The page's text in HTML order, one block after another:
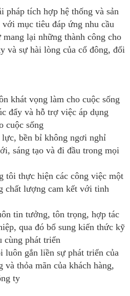
pháp tích hợp hệ thống và sản
mục tiêu đáp ứng nhu cầu
mang lại những thành công cho
và sự hài lòng của cổ đông, đối
khát vọng làm cho cuộc sống
đẩy và hỗ trợ việc áp dụng
cuộc sống
bền bỉ không ngơi nghỉ
sáng tạo và đi đầu trong mọi
tôi thực hiện các công việc một
chất lượng cam kết với tinh
tin tưởng, tôn trọng, hợp tác
qua đó bổ sung kiến thức kỹ
cùng phát triển
luôn gắn liền sự phát triển của
thỏa mãn của khách hàng,
ty